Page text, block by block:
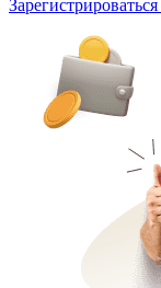
Зарегистрироваться